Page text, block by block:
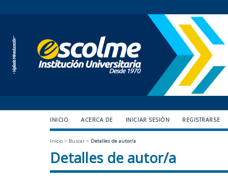
INICIO ACERCA DE INICIAR SESIÓN REGISTRARSE
Inicio > Buscar > Detalles de autor/a
Detalles de autor/a